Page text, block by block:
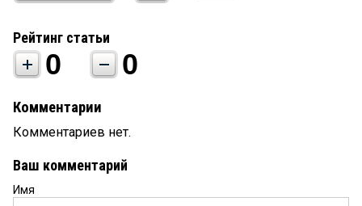
Рейтинг статьи
0 0
Комментарии
Комментариев нет.
Ваш комментарий
Имя